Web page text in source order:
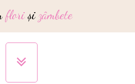
floriși zâmbete